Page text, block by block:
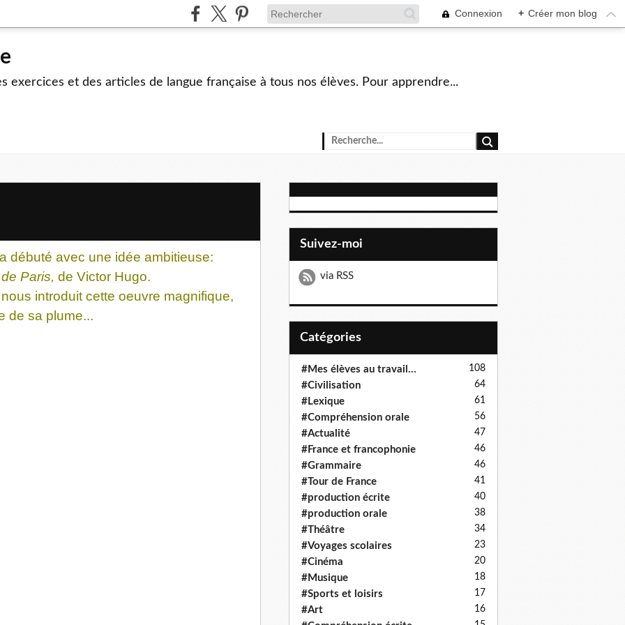
Connexion + Créer mon blog
exercices et des articles de langue française à tous nos élèves. Pour apprendre...
débuté avec une idée ambitieuse:
Paris, de Victor Hugo.
introduit cette oeuvre magnifique,
de sa plume...
Suivez-moi
via RSS
Catégories
#Mes élèves au travail... 108
#Civilisation 64
#Lexique 61
#Compréhension orale 56
#Actualité 47
#France et francophonie 46
#Grammaire 46
#Tour de France 41
#production écrite 40
#production orale 38
#Théâtre 34
#Voyages scolaires 23
#Cinéma 20
#Musique 18
#Sports et loisirs 17
#Art 16